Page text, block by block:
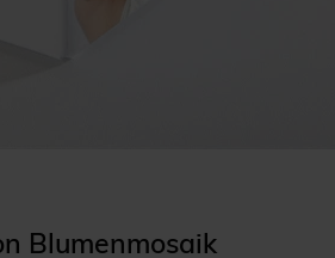
Blumenmosaik